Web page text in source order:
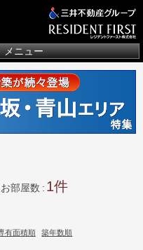
メニュー
部屋数 1
有面積順
築年数順